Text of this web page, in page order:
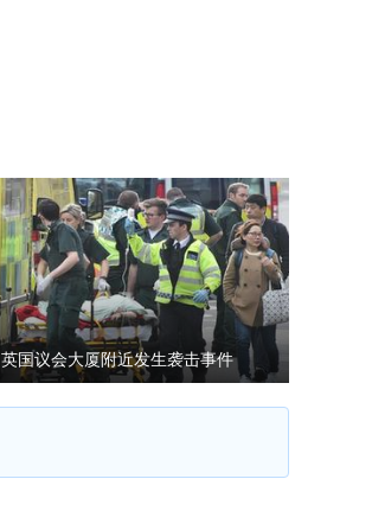
英国议会大厦附近发生袭击事件